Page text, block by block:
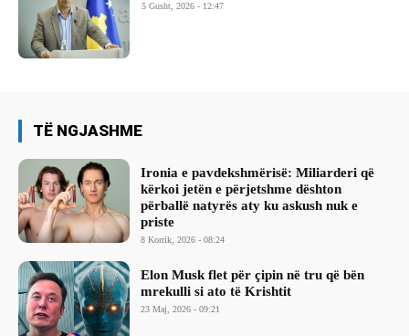
5 Gusht, 2026 - 12:47
TË NGJASHME
Ironia e pavdekshmërisë: Miliarderi që
kërkoi jetën e përjetshme dështon
përballë natyrës aty ku askush nuk e
priste
8 Korrik, 2026 - 08:24
Elon Musk flet për çipin në tru që bën
mrekulli si ato të Krishtit
23 Maj, 2026 - 09:21